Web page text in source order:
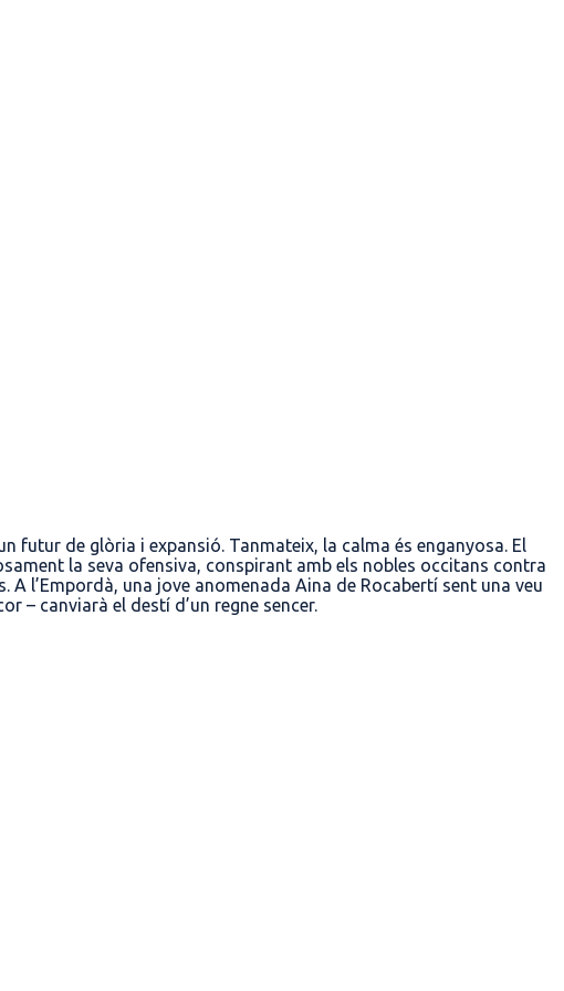
futur de glòria i expansió. Tanmateix, la calma és enganyosa. El
la seva ofensiva, conspirant amb els nobles occitans contra
l’Empordà, una jove anomenada Aina de Rocabertí sent una veu
– canviarà el destí d’un regne sencer.